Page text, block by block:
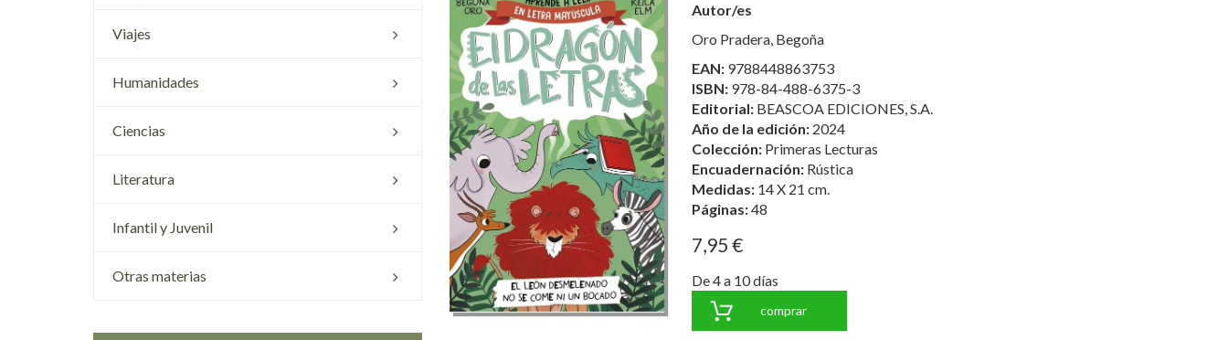
Viajes
Humanidades
Ciencias
Literatura
Infantil y Juvenil
Otras materias
Autor/es
Oro Pradera, Begoña
EAN: 9788448863753
ISBN: 978-84-488-6375-3
Editorial: BEASCOA EDICIONES, S.A.
Año de la edición: 2024
Colección: Primeras Lecturas
Encuadernación: Rústica
Medidas: 14 X 21 cm.
Páginas:48
7,95 €
De 4 a 10 días
comprar